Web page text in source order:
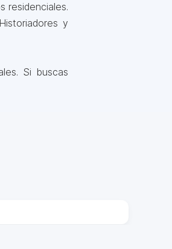
residenciales.
y
Si buscas